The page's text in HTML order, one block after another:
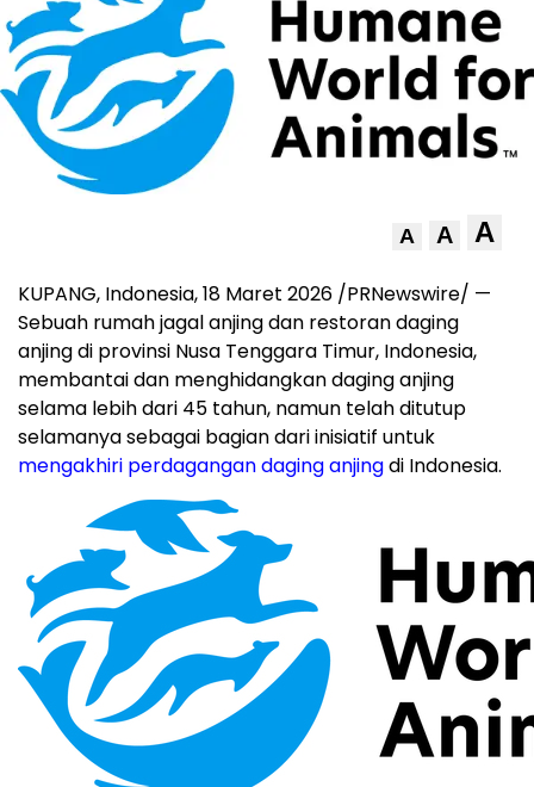
A A A
KUPANG, Indonesia,18 Maret 2026 /PRNewswire/ —
Sebuah rumah jagal anjing dan restoran daging
anjing di provinsi Nusa Tenggara Timur, Indonesia,
membantai dan menghidangkan daging anjing
selama lebih dari 45 tahun, namun telah ditutup
selamanya sebagai bagian dari inisiatif untuk
mengakhiri perdagangan daging anjingdi Indonesia.